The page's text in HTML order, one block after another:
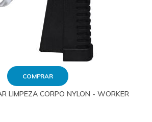
COMPRAR
LIMPEZA CORPO NYLON - WORKER